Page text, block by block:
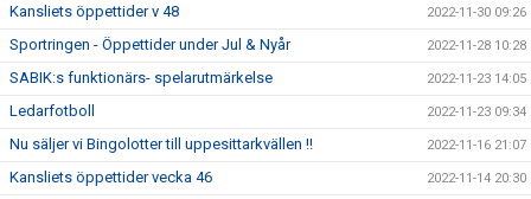
Kansliets öppettider v 48 2022-11-30 09:26
Sportringen - Öppettider under Jul & Nyår 2022-11-28 10:28
SABIK:s funktionärs- spelarutmärkelse 2022-11-23 14:05
Ledarfotboll 2022-11-23 09:34
Nu säljer vi Bingolotter till uppesittarkvällen !! 2022-11-16 21:07
Kansliets öppettider vecka 46 2022-11-14 20:30